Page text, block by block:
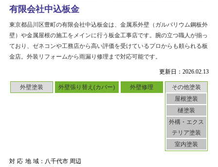
更新日：2026.02.13
外壁塗装 外壁張り替え(カバー) 外壁修理
その他塗装
屋根塗装
樋塗装
外構・エクス
テリア塗装
室内塗装
対応地域：八千代市 周辺
有限会社中込板金
東京都品川区豊町の有限会社中込板金は、金属系外壁（ガルバリウム鋼板外
壁）や金属屋根の施工をメインに行う板金工事店です。腕の立つ職人が揃っ
ており、ゼネコンや工務店から高い評価を受けているプロからも頼られる板
金店。外装リフォームから雨漏り修理まで対応可能です。